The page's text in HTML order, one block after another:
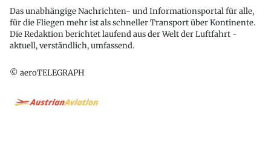
Das unabhängige Nachrichten- und Informationsportal für alle,
für die Fliegen mehr ist als schneller Transport über Kontinente.
Die Redaktion berichtet laufend aus der Welt der Luftfahrt -
aktuell, verständlich, umfassend.
© aeroTELEGRAPH